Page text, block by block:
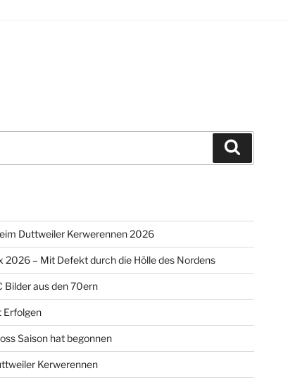
Duttweiler Kerwerennen 2026
2026 – Mit Defekt durch die Hölle des Nordens
Bilder aus den 70ern
Erfolgen
Saison hat begonnen
Kerwerennen